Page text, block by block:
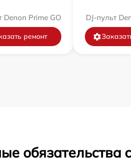
Denon Prime GO
ремонт
DJ-пульт
обязательства